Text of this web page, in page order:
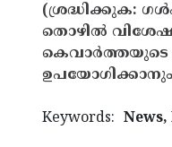
(ശ്രദ്ധിക്കുക:
തൊഴിൽ
Keywords: